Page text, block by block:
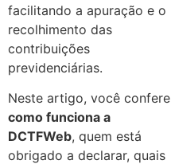
facilitando a apuração e o
recolhimento das
contribuições
previdenciárias.
Neste artigo, você confere
como funciona a
DCTFWeb, quem está
obrigado a declarar, quais